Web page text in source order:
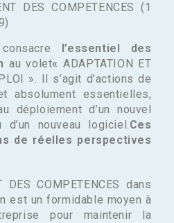
DES COMPETENCES (1
l’essentiel des
au volet« ADAPTATION ET
». Il s’agit d’actions de
absolument essentielles,
déploiement d’un nouvel
nouveau logiciel.Ces
de réelles perspectives
DES COMPETENCES dans
est un formidable moyen à
pour maintenir la